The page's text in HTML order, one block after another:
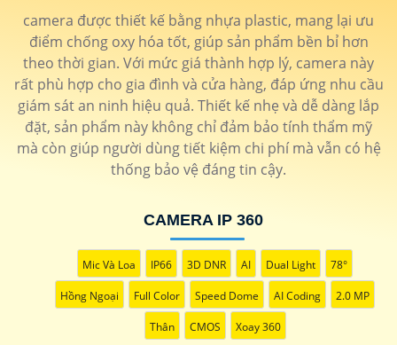
tận hưởng sự tiện lợi và an toàn.
'
camera được thiết kế bằng nhựa plastic, mang lại ưu
điểm chống oxy hóa tốt, giúp sản phẩm bền bỉ hơn
theo thời gian. Với mức giá thành hợp lý, camera này
rất phù hợp cho gia đình và cửa hàng, đáp ứng nhu cầu
giám sát an ninh hiệu quả. Thiết kế nhẹ và dễ dàng lắp
đặt, sản phẩm này không chỉ đảm bảo tính thẩm mỹ
mà còn giúp người dùng tiết kiệm chi phí mà vẫn có hệ
thống bảo vệ đáng tin cậy.
CAMERA IP 360
Mic Và Loa IP66 3D DNR AI Dual Light 78°
Hồng Ngoại Full Color Speed Dome AI Coding 2.0 MP
Thân CMOS Xoay 360